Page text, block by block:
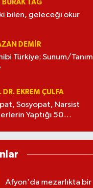
BURAK TAĞ
bilen, geleceği okur
DEMİR
Türkiye; Sunum/Tanım
DR. EKREM ÇULFA
Sosyopat, Narsist
Yaptığı 50
Afyon'da mezarlıkta bir